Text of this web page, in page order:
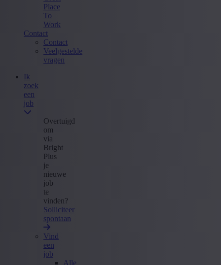
Place
To
Work
Contact
Contact
Veelgestelde
vragen
Ik
zoek
een
job
Overtuigd
om
via
Bright
Plus
je
nieuwe
job
te
vinden?
Solliciteer
spontaan
Vind
een
job
Alle